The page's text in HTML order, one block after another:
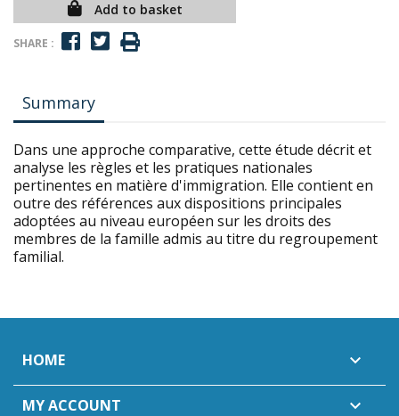
Add to basket
SHARE :
Summary
Dans une approche comparative, cette étude décrit et
analyse les règles et les pratiques nationales
pertinentes en matière d'immigration. Elle contient en
outre des références aux dispositions principales
adoptées au niveau européen sur les droits des
membres de la famille admis au titre du regroupement
familial.
HOME 
MY ACCOUNT 